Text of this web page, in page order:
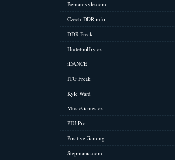
Bemanistyle.com
Czech-DDR.info
DDR Freak
HudebniHry.cz
iDANCE
ITG Freak
Kyle Ward
MusicGames.cz
PIU Pro
Positive Gaming
Stepmania.com